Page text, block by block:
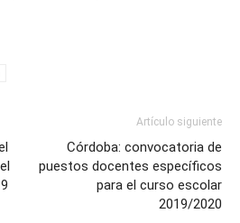
Artículo siguiente
Córdoba: convocatoria de
puestos docentes específicos
para el curso escolar
2019/2020